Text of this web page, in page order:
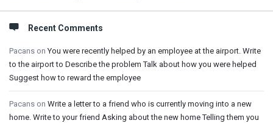
Recent Comments
Pacans onYou were recently helped by an employee at the airport. Write
to the airport to Describe the problem Talk about how you were helped
Suggest how to reward the employee
Pacans on Write a letter to a friend who is currently moving into a new
home. Write to your friend Asking about the new home Telling them you